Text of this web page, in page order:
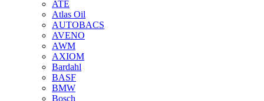
ATE
Atlas Oil
AUTOBACS
AVENO
AWM
AXIOM
Bardahl
BASF
BMW
Bosch